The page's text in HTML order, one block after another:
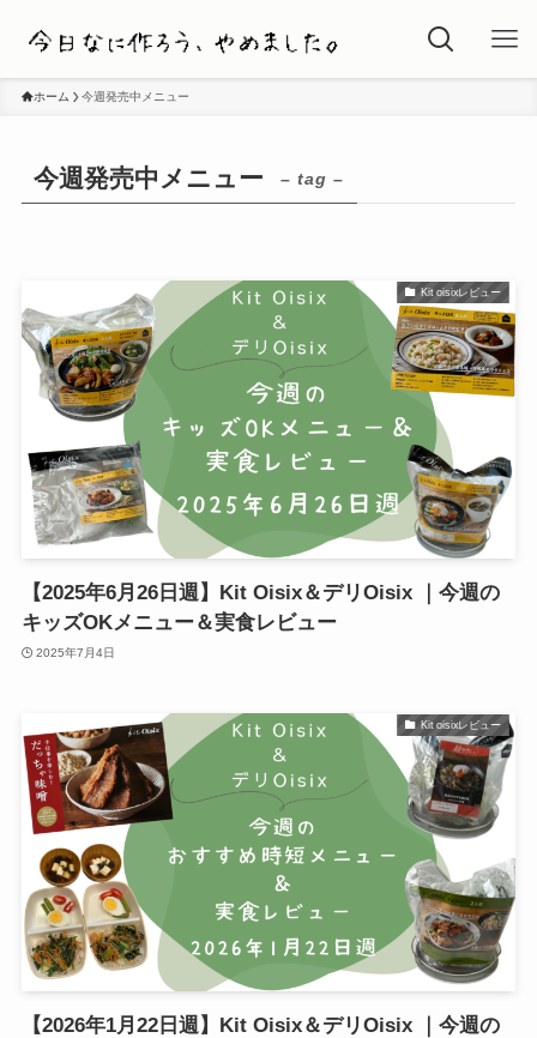
ホーム 今週発売中メニュー
今週発売中メニュー – tag –
Kit oisixレビュー
【2025年6月26日週】Kit Oisix＆デリOisix ｜今週の
キッズOKメニュー＆実食レビュー
2025年7月4日
Kit oisixレビュー
【2026年1月22日週】Kit Oisix＆デリOisix ｜今週の